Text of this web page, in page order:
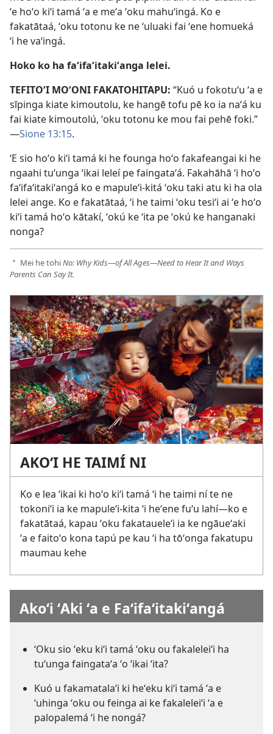
ʻe hoʻo kiʻi tamá ʻa e meʻa ʻoku mahuʻingá. Ko e
fakatātaá, ʻoku totonu ke ne ʻuluaki fai ʻene homueká
ʻi he vaʻingá.
Hoko ko ha faʻifaʻitakiʻanga lelei.
TEFITOʻI MOʻONI FAKATOHITAPU: “Kuó u fokotuʻu ʻa e
sīpinga kiate kimoutolu, ke hangē tofu pē ko ia naʻá ku
fai kiate kimoutolú, ʻoku totonu ke mou fai pehē foki.”​
—Sione 13:15.
ʻE sio hoʻo kiʻi tamá ki he founga hoʻo fakafeangai ki he
ngaahi tuʻunga ʻikai leleí pe faingataʻá. Fakahāhā ʻi hoʻo
faʻifaʻitakiʻangá ko e mapuleʻi-kitá ʻoku taki atu ki ha ola
lelei ange. Ko e fakatātaá, ʻi he taimi ʻoku tesiʻi ai ʻe hoʻo
kiʻi tamá hoʻo kātakí, ʻokú ke ʻita pe ʻokú ke hanganaki
nonga?
a Mei he tohiNo: Why Kids​—of All Ages​—Need to Hear It and Ways
Parents Can Say It.
AKOʻI HE TAIMÍ NI
Ko e lea ʻikai ki hoʻo kiʻi tamá ʻi he taimi ní te ne
tokoniʻi ia ke mapuleʻi-kita ʻi heʻene fuʻu lahí​—ko e
fakatātaá, kapau ʻoku fakataueleʻi ia ke ngāueʻaki
ʻa e faitoʻo kona tapú pe kau ʻi ha tōʻonga fakatupu
maumau kehe
Akoʻi ʻAki ʻa e Faʻifaʻitakiʻangá
ʻOku sio ʻeku kiʻi tamá ʻoku ou fakaleleiʻi ha
tuʻunga faingataʻa ʻo ʻikai ʻita?
Kuó u fakamatalaʻi ki heʻeku kiʻi tamá ʻa e
ʻuhinga ʻoku ou feinga ai ke fakaleleiʻi ʻa e
palopalemá ʻi he nongá?